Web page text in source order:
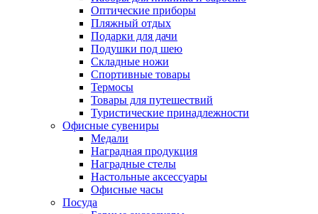
Оптические приборы
Пляжный отдых
Подарки для дачи
Подушки под шею
Складные ножи
Спортивные товары
Термосы
Товары для путешествий
Туристические принадлежности
Офисные сувениры
Медали
Наградная продукция
Наградные стелы
Настольные аксессуары
Офисные часы
Посуда